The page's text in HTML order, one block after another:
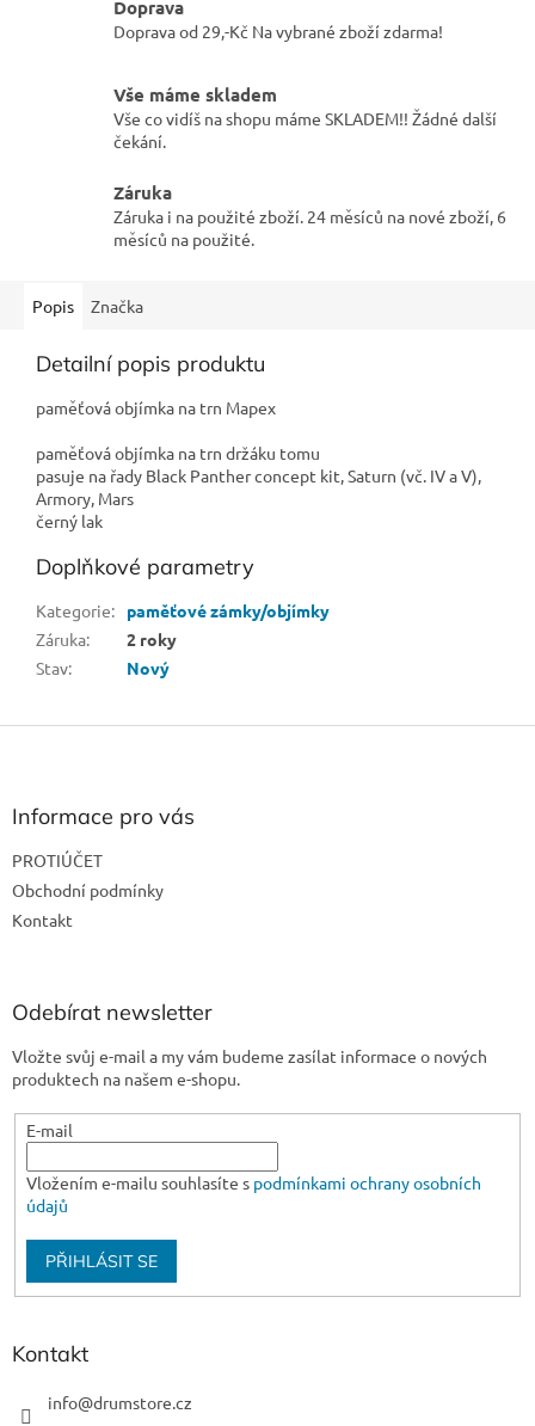
Doprava
Doprava od 29,-Kč Na vybrané zboží zdarma!
Vše máme skladem
Vše co vidíš na shopu máme SKLADEM!! Žádné další
čekání.
Záruka
Záruka i na použité zboží. 24 měsíců na nové zboží, 6
měsíců na použité.
Popis Značka
Detailní popis produktu
paměťová objímka na trn Mapex
paměťová objímka na trn držáku tomu
pasuje na řady Black Panther concept kit, Saturn (vč. IV a V),
Armory, Mars
černý lak
Doplňkové parametry
Kategorie:
paměťové zámky/objímky
Záruka:
2 roky
Stav: Nový
Z
Informace pro vás
PROTIÚČET
Obchodní podmínky
Kontakt
Odebírat newsletter
Vložte svůj e-mail a my vám budeme zasílat informace o nových
produktech na našem e-shopu.
E-mail
Vložením e-mailu souhlasíte s podmínkami ochrany osobních
údajů
PŘIHLÁSIT SE
Kontakt
info@drumstore.cz